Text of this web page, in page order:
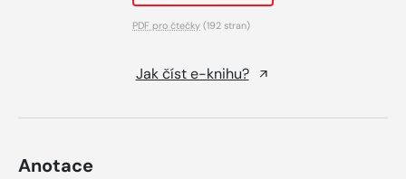
PDF pro čtečky (192 stran)
Jak číst e-knihu?
Anotace